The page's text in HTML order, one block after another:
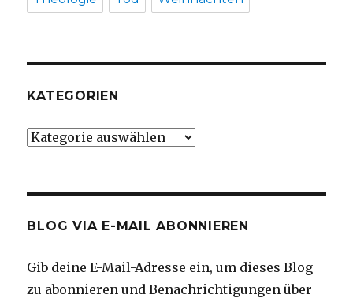
KATEGORIEN
Kategorien
BLOG VIA E-MAIL ABONNIEREN
Gib deine E-Mail-Adresse ein, um dieses Blog
zu abonnieren und Benachrichtigungen über